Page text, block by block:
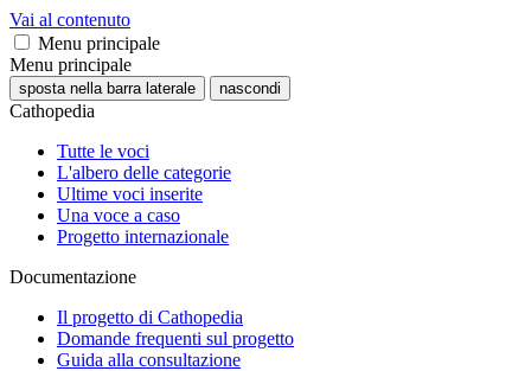
Vai al contenuto
Menu principale
Menu principale
sposta nella barra laterale nascondi
Cathopedia
Tutte le voci
L'albero delle categorie
Ultime voci inserite
Una voce a caso
Progetto internazionale
Documentazione
Il progetto di Cathopedia
Domande frequenti sul progetto
Guida alla consultazione